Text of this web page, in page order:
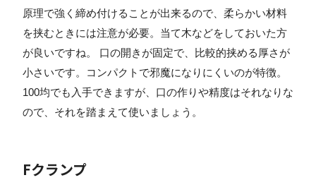
原理で強く締め付けることが出来るので、柔らかい材料
を挟むときには注意が必要。当て木などをしておいた方
が良いですね。 口の開きが固定で、比較的挟める厚さが
小さいです。コンパクトで邪魔になりにくいのが特徴。
100均でも入手できますが、口の作りや精度はそれなりな
ので、それを踏まえて使いましょう。
Fクランプ